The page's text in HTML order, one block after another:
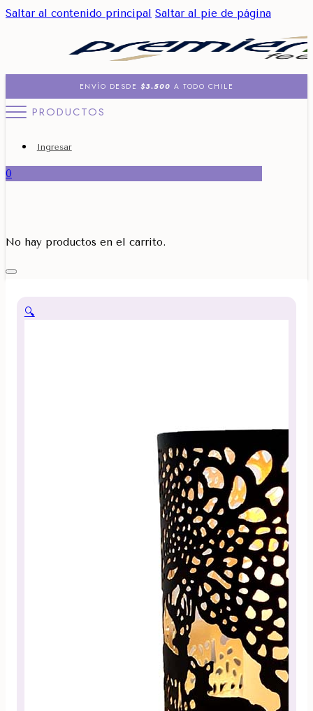
Saltar al contenido principal Saltar al pie de página
ENVÍO DESDE $3.500 A TODO CHILE
PRODUCTOS
Ingresar
0
No hay productos en el carrito.
🔍